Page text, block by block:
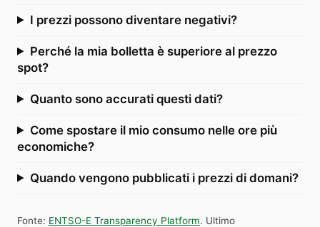
I prezzi possono diventare negativi?
Perché la mia bolletta è superiore al prezzo
spot?
Quanto sono accurati questi dati?
Come spostare il mio consumo nelle ore più
economiche?
Quando vengono pubblicati i prezzi di domani?
Fonte: ENTSO-E Transparency Platform. Ultimo